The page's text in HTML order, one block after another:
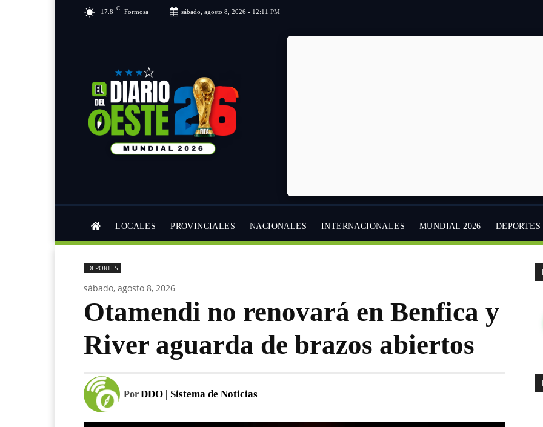
17.8 C Formosa sábado, agosto 8, 2026 - 12:11 PM
LOCALES PROVINCIALES NACIONALES INTERNACIONALES MUNDIAL 2026 DEPORTES
DEPORTES
sábado, agosto 8, 2026
Otamendi no renovará en Benfica y
River aguarda de brazos abiertos
PorDDO | Sistema de Noticias